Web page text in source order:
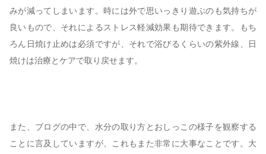
みが減ってしまいます。時には外で思いっきり遊ぶのも気持ちが
良いもので、それによるストレス軽減効果も期待できます。もち
ろん日焼け止めは必須ですが、それで浴びるくらいの紫外線、日
焼けは治療とケアで取り戻せます。
また、ブログの中で、水分の取り方とおしっこの様子を観察する
ことに言及していますが、これもまた非常に大事なことです。大